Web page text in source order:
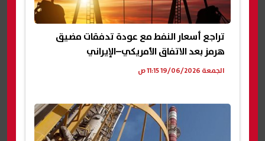
تراجع أسعار النفط مع عودة تدفقات مضيق
هرمز بعد الاتفاق الأمريكي–الإيراني
الجمعة 19/06/2026 11:15 ص